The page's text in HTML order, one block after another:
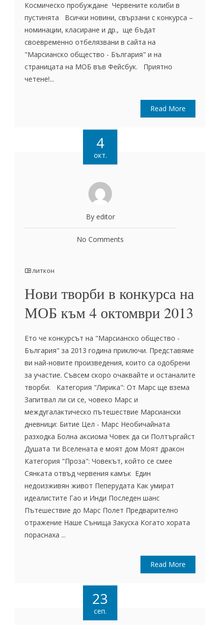
Космическо пробуждане Червените колиби в
пустинята Всички новини, свързани с конкурса –
номинации, класиране и др., ще бъдат
своевременно отбелязвани в сайта на
"Марсианско общество - България" и на
страницата на МОБ във Фейсбук. Приятно
четене!...
Read More
4
окт.
By editor
No Comments
литкон
Нови творби в конкурса на
МОБ към 4 октомври 2013
Ето че конкурсът на "Марсианско общество -
България" за 2013 година приключи. Представяме
ви най-новите произведения, които са одобрени
за участие. Съвсем скоро очаквайте и останалите
творби. Категория "Лирика": От Марс ще взема
Запитвал ли си се, човеко Марс и
междугалактическо пътешествие Марсиански
дневници: Битие Цел - Марс Необичайната
разходка Болна аксиома Човек да си Полтъргайст
Душата ти Вселената е моят дом Моят дракон
Категория "Проза": Човекът, който се смее
Сянката отвъд червения камък Един
недоизживян живот Пеперудата Как умират
идеалистите Гао и Инди Последен шанс
Пътешествие до Марс Полет Предварително
отражение Наше Сънища Закуска Когато хората
пораснаха ...
Read More
23
сеп.